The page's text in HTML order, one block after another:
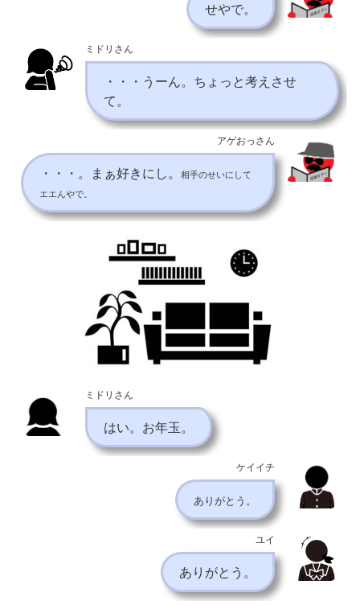
せやで。
ミドリさん
・・・うーん。ちょっと考えさせ
て。
アゲおっさん
・・・。まぁ好きにし。
相手のせいにして
エエんやで。
ミドリさん
はい。お年玉。
ケイイチ
ありがとう。
ユイ
ありがとう。